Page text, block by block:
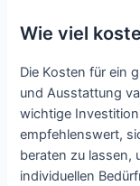
Wie viel
Die Kosten für ein
und Ausstattung
wichtige
empfehlenswert,
beraten zu lassen,
individuellen